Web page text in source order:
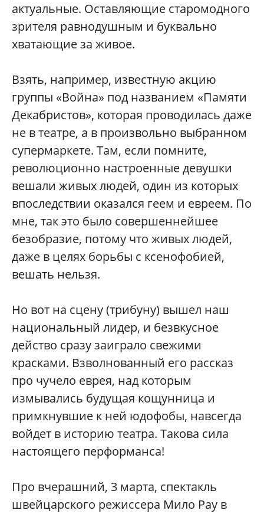
актуальные. Оставляющие старомодного
зрителя равнодушным и буквально
хватающие за живое.
Взять, например, известную акцию
группы «Война» под названием «Памяти
Декабристов», которая проводилась даже
не в театре, а в произвольно выбранном
супермаркете. Там, если помните,
революционно настроенные девушки
вешали живых людей, один из которых
впоследствии оказался геем и евреем. По
мне, так это было совершеннейшее
безобразие, потому что живых людей,
даже в целях борьбы с ксенофобией,
вешать нельзя.
Но вот на сцену (трибуну) вышел наш
национальный лидер, и безвкусное
действо сразу заиграло свежими
красками. Взволнованный его рассказ
про чучело еврея, над которым
измывались будущая кощунница и
примкнувшие к ней юдофобы, навсегда
войдет в историю театра. Такова сила
настоящего перформанса!
Про вчерашний, 3 марта, спектакль
швейцарского режиссера Мило Рау в